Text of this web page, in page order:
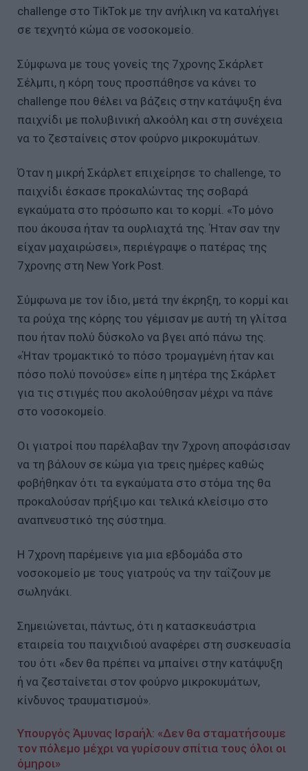
challenge στο TikTok με την ανήλικη να καταλήγει
σε τεχνητό κώμα σε νοσοκομείο.
Σύμφωνα με τους γονείς της 7χρονης Σκάρλετ
Σέλμπι, η κόρη τους προσπάθησε να κάνει το
challenge που θέλει να βάζεις στην κατάψυξη ένα
παιχνίδι με πολυβινική αλκοόλη και στη συνέχεια
να το ζεσταίνεις στον φούρνο μικροκυμάτων.
Όταν η μικρή Σκάρλετ επιχείρησε το challenge, το
παιχνίδι έσκασε προκαλώντας της σοβαρά
εγκαύματα στο πρόσωπο και το κορμί. «Το μόνο
που άκουσα ήταν τα ουρλιαχτά της. Ήταν σαν την
είχαν μαχαιρώσει», περιέγραψε ο πατέρας της
7χρονης στη New York Post.
Σύμφωνα με τον ίδιο, μετά την έκρηξη, το κορμί και
τα ρούχα της κόρης του γέμισαν με αυτή τη γλίτσα
που ήταν πολύ δύσκολο να βγει από πάνω της.
«Ήταν τρομακτικό το πόσο τρομαγμένη ήταν και
πόσο πολύ πονούσε» είπε η μητέρα της Σκάρλετ
για τις στιγμές που ακολούθησαν μέχρι να πάνε
στο νοσοκομείο.
Οι γιατροί που παρέλαβαν την 7χρονη αποφάσισαν
να τη βάλουν σε κώμα για τρεις ημέρες καθώς
φοβήθηκαν ότι τα εγκαύματα στο στόμα της θα
προκαλούσαν πρήξιμο και τελικά κλείσιμο στο
αναπνευστικό της σύστημα.
Η 7χρονη παρέμεινε για μια εβδομάδα στο
νοσοκομείο με τους γιατρούς να την ταΐζουν με
σωληνάκι.
Σημειώνεται, πάντως, ότι η κατασκευάστρια
εταιρεία του παιχνιδιού αναφέρει στη συσκευασία
του ότι «δεν θα πρέπει να μπαίνει στην κατάψυξη
ή να ζεσταίνεται στον φούρνο μικροκυμάτων,
κίνδυνος τραυματισμού».
Υπουργός Άμυνας Ισραήλ: «Δεν θα σταματήσουμε
τον πόλεμο μέχρι να γυρίσουν σπίτια τους όλοι οι
όμηροι»